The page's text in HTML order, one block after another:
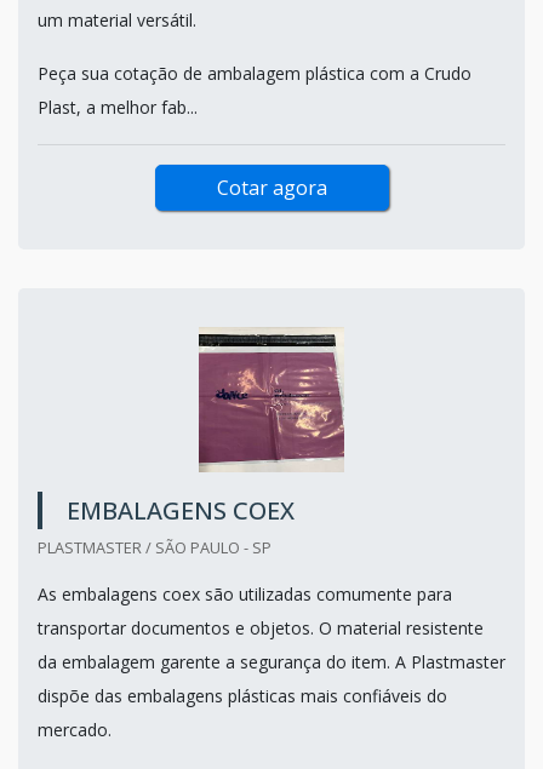
um material versátil.
Peça sua cotação de ambalagem plástica com a Crudo
Plast, a melhor fab...
Cotar agora
EMBALAGENS COEX
PLASTMASTER / SÃO PAULO - SP
As embalagens coex são utilizadas comumente para
transportar documentos e objetos. O material resistente
da embalagem garente a segurança do item. A Plastmaster
dispõe das embalagens plásticas mais confiáveis do
mercado.